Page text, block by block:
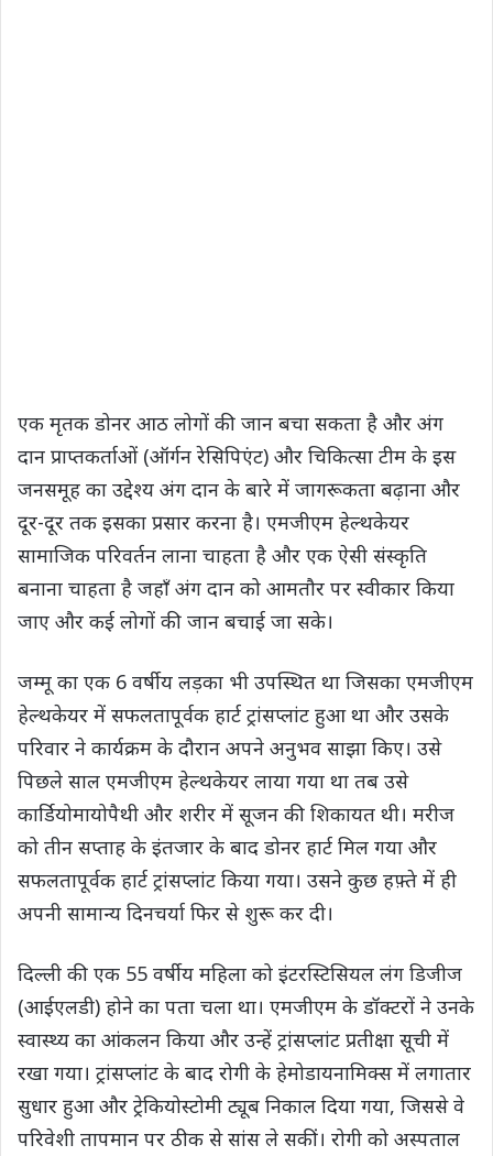
एक मृतक डोनर आठ लोगों की जान बचा सकता है और अंग
दान प्राप्तकर्ताओं (ऑर्गन रेसिपिएंट) और चिकित्सा टीम के इस
जनसमूह का उद्देश्य अंग दान के बारे में जागरूकता बढ़ाना और
दूर-दूर तक इसका प्रसार करना है। एमजीएम हेल्थकेयर
सामाजिक परिवर्तन लाना चाहता है और एक ऐसी संस्कृति
बनाना चाहता है जहाँ अंग दान को आमतौर पर स्वीकार किया
जाए और कई लोगों की जान बचाई जा सके।
जम्मू का एक 6 वर्षीय लड़का भी उपस्थित था जिसका एमजीएम
हेल्थकेयर में सफलतापूर्वक हार्ट ट्रांसप्लांट हुआ था और उसके
परिवार ने कार्यक्रम के दौरान अपने अनुभव साझा किए। उसे
पिछले साल एमजीएम हेल्थकेयर लाया गया था तब उसे
कार्डियोमायोपैथी और शरीर में सूजन की शिकायत थी। मरीज
को तीन सप्ताह के इंतजार के बाद डोनर हार्ट मिल गया और
सफलतापूर्वक हार्ट ट्रांसप्लांट किया गया। उसने कुछ हफ़्ते में ही
अपनी सामान्य दिनचर्या फिर से शुरू कर दी।
दिल्ली की एक 55 वर्षीय महिला को इंटरस्टिसियल लंग डिजीज
(आईएलडी) होने का पता चला था। एमजीएम के डॉक्टरों ने उनके
स्वास्थ्य का आंकलन किया और उन्हें ट्रांसप्लांट प्रतीक्षा सूची में
रखा गया। ट्रांसप्लांट के बाद रोगी के हेमोडायनामिक्स में लगातार
सुधार हुआ और ट्रेकियोस्टोमी ट्यूब निकाल दिया गया, जिससे वे
परिवेशी तापमान पर ठीक से सांस ले सकीं। रोगी को अस्पताल